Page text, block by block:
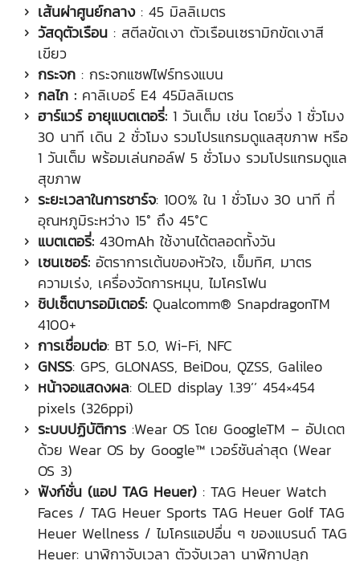
เส้นผ่าศูนย์กลาง : 45 มิลลิเมตร
วัสดุตัวเรือน : สตีลขัดเงา ตัวเรือนเซรามิกขัดเงาสี
เขียว
กระจก : กระจกแซฟไฟร์ทรงแบน
กลไก : คาลิเบอร์ E4 45มิลลิเมตร
ฮาร์แวร์ อายุแบตเตอรี่: 1 วันเต็ม เช่น โดยวิ่ง 1 ชั่วโมง
30 นาที เดิน 2 ชั่วโมง รวมโปรแกรมดูแลสุขภาพ หรือ
1 วันเต็ม พร้อมเล่นกอล์ฟ 5 ชั่วโมง รวมโปรแกรมดูแล
สุขภาพ
ระยะเวลาในการชาร์จ: 100% ใน 1 ชั่วโมง 30 นาที ที่
อุณหภูมิระหว่าง 15° ถึง 45°C
แบตเตอรี่: 430mAh ใช้งานได้ตลอดทั้งวัน
เซนเซอร์: อัตราการเต้นของหัวใจ, เข็มทิศ, มาตร
ความเร่ง, เครื่องวัดการหมุน, ไมโครโฟน
ชิปเซ็ตบารอมิเตอร์: Qualcomm® SnapdragonTM
4100+
การเชื่อมต่อ: BT 5.0, Wi-Fi, NFC
GNSS: GPS, GLONASS, BeiDou, QZSS, Galileo
หน้าจอแสดงผล: OLED display 1.39’’ 454×454
pixels (326ppi)
ระบบปฏิบัติการ :Wear OS โดย GoogleTM – อัปเดต
ด้วย Wear OS by Google™ เวอร์ชันล่าสุด (Wear
OS 3)
ฟังก์ชั่น (แอป TAG Heuer) : TAG Heuer Watch
Faces / TAG Heuer Sports TAG Heuer Golf TAG
Heuer Wellness / ไมโครแอปอื่น ๆ ของแบรนด์ TAG
Heuer: นาฬิกาจับเวลา ตัวจับเวลา นาฬิกาปลุก